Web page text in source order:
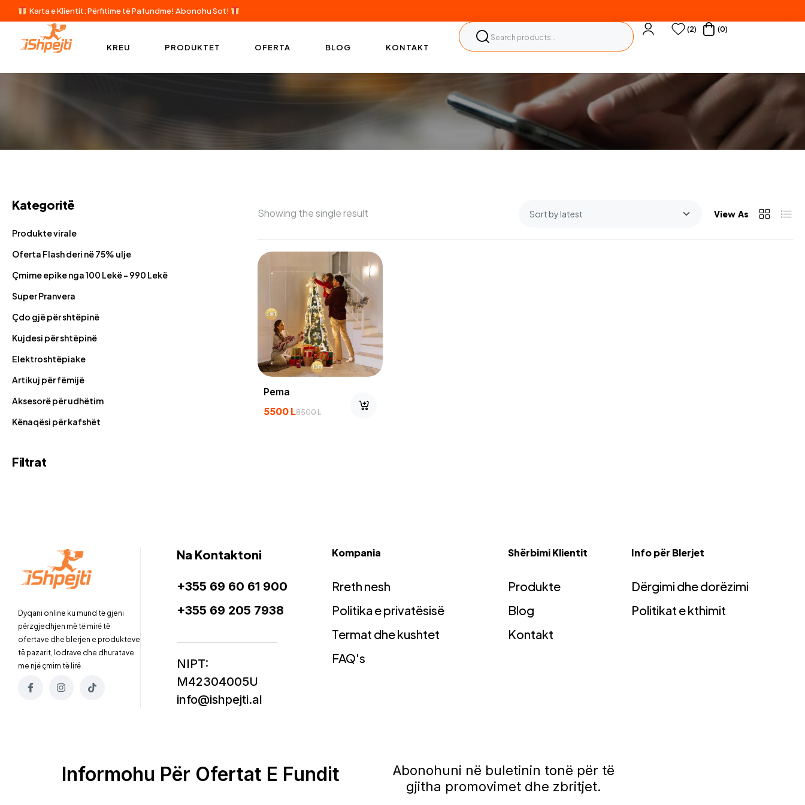
Karta e Klientit: Përfitime të Pafundme! Abonohu Sot!
KREU PRODUKTET OFERTA BLOG KONTAKT
(2) (0)
Showing the single result View As
Pema
8500L
5500L
Kategoritë
Produkte virale
Oferta Flash deri në 75% ulje
Çmime epike nga 100 Lekë - 990 Lekë
Super Pranvera
Çdo gjë për shtëpinë
Kujdesi për shtëpinë
Elektroshtëpiake
Artikuj për fëmijë
Aksesorë për udhëtim
Kënaqësi për kafshët
Filtrat
Dyqani online ku mund të gjeni
përzgjedhjen më të mirë të
ofertave dhe blerjen e produkteve
të pazarit, lodrave dhe dhuratave
me një çmim të lirë .
Na Kontaktoni
+355 69 60 61 900
+355 69 205 7938
NIPT:
M42304005U
info@ishpejti.al
Kompania
Rreth nesh
Politika e privatësisë
Termat dhe kushtet
FAQ's
Shërbimi Klientit
Produkte
Blog
Kontakt
Info për Blerjet
Dërgimi dhe dorëzimi
Politikat e kthimit
Informohu Për Ofertat E Fundit
Abonohuni në buletinin tonë për të
gjitha promovimet dhe zbritjet.